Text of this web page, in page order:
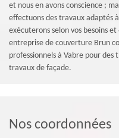
et nous en avons conscience ;
effectuons des travaux adaptés
exécuterons selon vos besoins
entreprise de couverture Brun
professionnels à Vabre pour
travaux de façade.
Nos coordonnées